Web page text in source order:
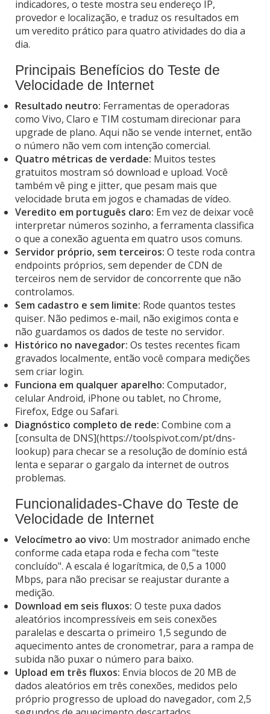
indicadores, o teste mostra seu endereço IP,
provedor e localização, e traduz os resultados em
um veredito prático para quatro atividades do dia a
dia.
Principais Benefícios do Teste de
Velocidade de Internet
Resultado neutro: Ferramentas de operadoras
como Vivo, Claro e TIM costumam direcionar para
upgrade de plano. Aqui não se vende internet, então
o número não vem com intenção comercial.
Quatro métricas de verdade: Muitos testes
gratuitos mostram só download e upload. Você
também vê ping e jitter, que pesam mais que
velocidade bruta em jogos e chamadas de vídeo.
Veredito em português claro: Em vez de deixar você
interpretar números sozinho, a ferramenta classifica
o que a conexão aguenta em quatro usos comuns.
Servidor próprio, sem terceiros: O teste roda contra
endpoints próprios, sem depender de CDN de
terceiros nem de servidor de concorrente que não
controlamos.
Sem cadastro e sem limite: Rode quantos testes
quiser. Não pedimos e-mail, não exigimos conta e
não guardamos os dados de teste no servidor.
Histórico no navegador: Os testes recentes ficam
gravados localmente, então você compara medições
sem criar login.
Funciona em qualquer aparelho: Computador,
celular Android, iPhone ou tablet, no Chrome,
Firefox, Edge ou Safari.
Diagnóstico completo de rede: Combine com a
[consulta de DNS](https://toolspivot.com/pt/dns-
lookup) para checar se a resolução de domínio está
lenta e separar o gargalo da internet de outros
problemas.
Funcionalidades-Chave do Teste de
Velocidade de Internet
Velocímetro ao vivo: Um mostrador animado enche
conforme cada etapa roda e fecha com "teste
concluído". A escala é logarítmica, de 0,5 a 1000
Mbps, para não precisar se reajustar durante a
medição.
Download em seis fluxos: O teste puxa dados
aleatórios incompressíveis em seis conexões
paralelas e descarta o primeiro 1,5 segundo de
aquecimento antes de cronometrar, para a rampa de
subida não puxar o número para baixo.
Upload em três fluxos: Envia blocos de 20 MB de
dados aleatórios em três conexões, medidos pelo
próprio progresso de upload do navegador, com 2,5